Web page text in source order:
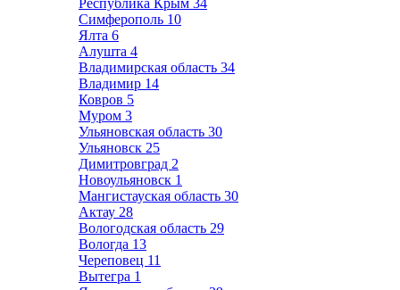
Республика Крым 34
Симферополь 10
Ялта 6
Алушта 4
Владимирская область 34
Владимир 14
Ковров 5
Муром 3
Ульяновская область 30
Ульяновск 25
Димитровград 2
Новоульяновск 1
Мангистауская область 30
Актау 28
Вологодская область 29
Вологда 13
Череповец 11
Вытегра 1